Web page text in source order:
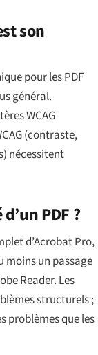
son
pour les PDF
général.
WCAG
(contraste,
nécessitent
PDF ?
d’Acrobat Pro,
moins un passage
Reader. Les
structurels ;
problèmes que les